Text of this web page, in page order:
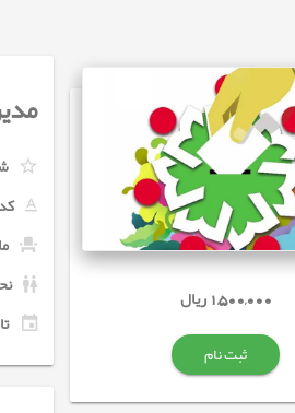
1,500,000 ریال
ثبت نام